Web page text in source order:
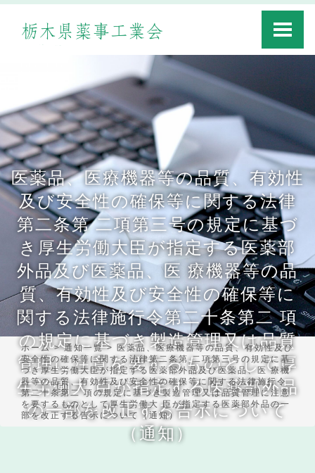
Toggle
医薬品、医療機器等の品質、有効性
及び安全性の確保等に関する法律
第二条第 二項第三号の規定に基づ
き厚生労働大臣が指定する医薬部
外品及び医薬品、医 療機器等の品
質、有効性及び安全性の確保等に
関する法律施行令第二十条第二 項
の規定に基づき製造管理又は品質
管理に注意を要するものとして厚
生労働大 臣が指定する医薬部外品
の一部を改正する告示について
（通知）
ホーム>通知一覧>
医薬品、医療機器等の品質、有効性及び
安全性の確保等に関する法律第二条第 二項第三号の規定に基
づき厚生労働大臣が指定する医薬部外品及び医薬品、医 療機
器等の品質、有効性及び安全性の確保等に関する法律施行令
第二十条第二 項の規定に基づき製造管理又は品質管理に注意
を要するものとして厚生労働大 臣が指定する医薬部外品の一
部を改正する告示について（通知）